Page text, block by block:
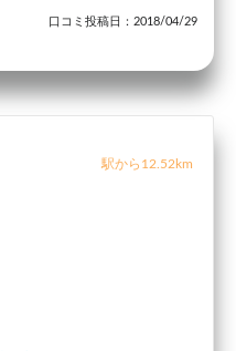
口コミ投稿日：2018/04/29
駅から12.52km